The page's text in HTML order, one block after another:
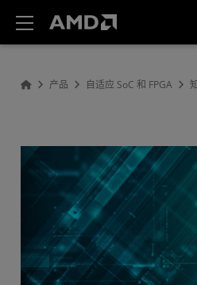
产品 自适应 SoC 和 FPGA